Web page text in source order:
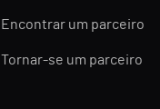
Encontrar um parceiro
Tornar-se um parceiro